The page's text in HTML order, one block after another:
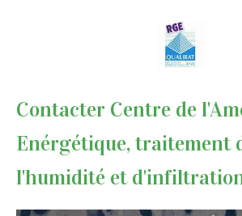
Contacter Centre de
Enérgétique, traitement
l'humidité et